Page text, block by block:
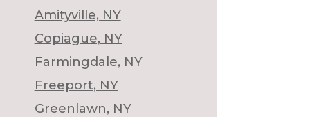
Amityville, NY
Copiague, NY
Farmingdale, NY
Freeport, NY
Greenlawn, NY